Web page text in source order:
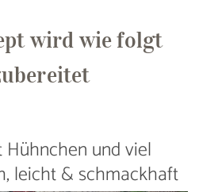
wird wie folgt
und viel
leicht & schmackhaft